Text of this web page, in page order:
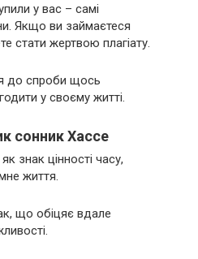
у вас – самі
Якщо ви займаєтеся
стати жертвою плагіату.
до спроби щось
у своєму житті.
сонник Хассе
знак цінності часу,
життя.
що обіцяє вдале